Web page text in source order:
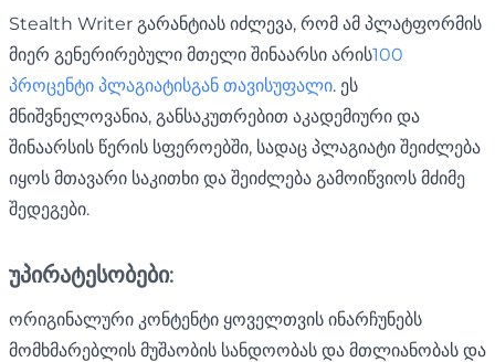
Stealth Writer გარანტიას იძლევა, რომ ამ პლატფორმის
მიერ გენერირებული მთელი შინაარსი არის100
პროცენტი პლაგიატისგან თავისუფალი. ეს
მნიშვნელოვანია, განსაკუთრებით აკადემიური და
შინაარსის წერის სფეროებში, სადაც პლაგიატი შეიძლება
იყოს მთავარი საკითხი და შეიძლება გამოიწვიოს მძიმე
შედეგები.
უპირატესობები:
ორიგინალური კონტენტი ყოველთვის ინარჩუნებს
მომხმარებლის მუშაობის სანდოობას და მთლიანობას და